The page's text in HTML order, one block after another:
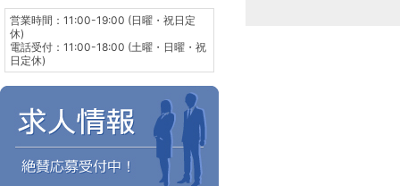
営業時間：11:00-19:00 (日曜・祝日定
休)
電話受付：11:00-18:00 (土曜・日曜・祝
日定休)